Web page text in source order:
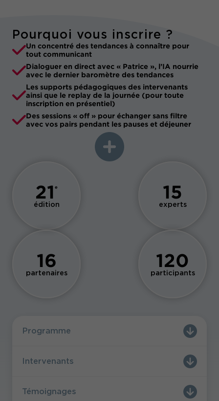
Pourquoi vous inscrire ?
Un concentré des tendances à connaître pour
tout communicant
Dialoguer en direct avec « Patrice », l’IA nourrie
avec le dernier baromètre des tendances
Les supports pédagogiques des intervenants
ainsi que le replay de la journée (pour toute
inscription en présentiel)
Des sessions « off » pour échanger sans filtre
avec vos pairs pendant les pauses et déjeuner
21 e
édition
15
experts
16
partenaires
120
participants
Programme
Intervenants
Témoignages